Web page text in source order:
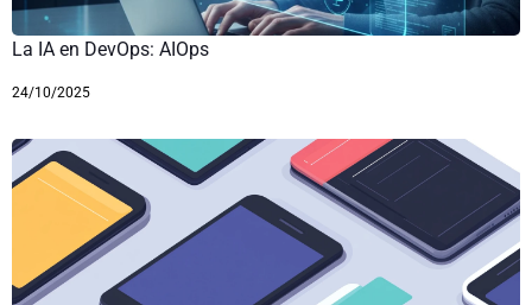
La IA en DevOps: AIOps
24/10/2025